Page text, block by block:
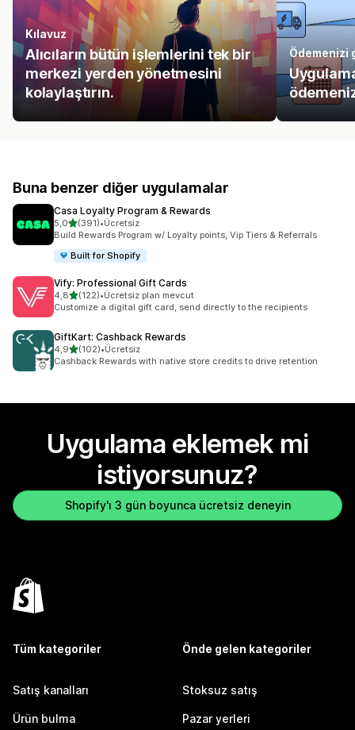
Kılavuz
Alıcıların bütün işlemlerini tek bir
merkezi yerden yönetmesini
kolaylaştırın.
Ödemenizi
Buna benzer diğer uygulamalar
Casa Loyalty Program & Rewards
5,05 yıldız üzerinden
(391)
toplam 391 değerlendirme
•Ücretsiz
Build Rewards Program w/ Loyalty points, Vip Tiers & Referrals
Built for Shopify
Vify: Professional Gift Cards
4,85 yıldız üzerinden
(122)
toplam 122 değerlendirme
•Ücretsiz plan mevcut
Customize a digital gift card, send directly to the recipients
GiftKart: Cashback Rewards
4,95 yıldız üzerinden
(102)
toplam 102 değerlendirme
•Ücretsiz
Cashback Rewards with native store credits to drive retention
Uygulama eklemek mi
istiyorsunuz?
Shopify'ı 3 gün boyunca ücretsiz deneyin
Tüm kategoriler
Satış kanalları
Ürün bulma
Önde gelen kategoriler
Stoksuz satış
Pazar yerleri